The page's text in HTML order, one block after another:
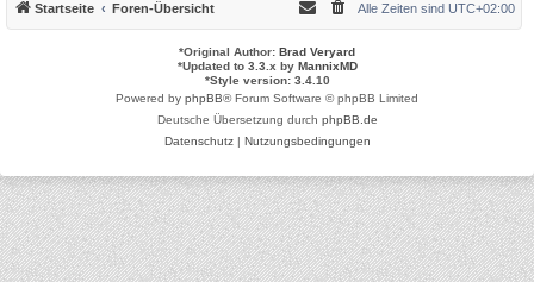
Startseite Foren-Übersicht Alle Zeiten sind UTC+02:00
*Original Author: Brad Veryard
*Updated to 3.3.x by MannixMD
*Style version: 3.4.10
Powered by phpBB® Forum Software © phpBB Limited
Deutsche Übersetzung durch phpBB.de
Datenschutz| Nutzungsbedingungen